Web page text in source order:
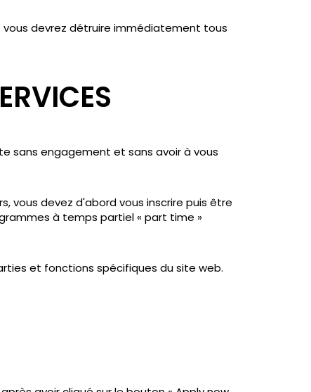
devrez détruire immédiatement tous
sans engagement et sans avoir à vous
vous devez d'abord vous inscrire puis être
à temps partiel « part time »
et fonctions spécifiques du site web.